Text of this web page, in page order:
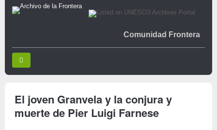
Comunidad Frontera
El joven Granvela y la conjura y
muerte de Pier Luigi Farnese